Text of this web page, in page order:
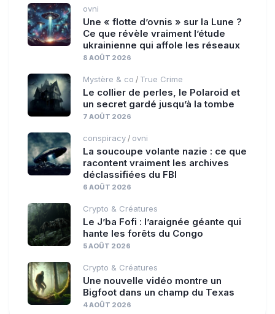
ovni
Une « flotte d’ovnis » sur la Lune ?
Ce que révèle vraiment l’étude
ukrainienne qui affole les réseaux
8 AOÛT 2026
Mystère & co / True Crime
Le collier de perles, le Polaroid et
un secret gardé jusqu’à la tombe
7 AOÛT 2026
conspiracy / ovni
La soucoupe volante nazie : ce que
racontent vraiment les archives
déclassifiées du FBI
6 AOÛT 2026
Crypto & Créatures
Le J’ba Fofi : l’araignée géante qui
hante les forêts du Congo
5 AOÛT 2026
Crypto & Créatures
Une nouvelle vidéo montre un
Bigfoot dans un champ du Texas
4 AOÛT 2026